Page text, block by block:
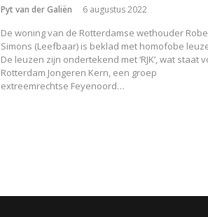
Pyt van der Galiën 6 augustus 2022
De woning van de Rotterdamse wethouder
Simons (Leefbaar) is beklad met homofobe
De leuzen zijn ondertekend met ‘RJK’, wat staat
Rotterdam Jongeren Kern, een groep
extreemrechtse Feyenoord…